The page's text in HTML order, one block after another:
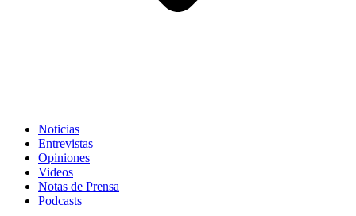
Noticias
Entrevistas
Opiniones
Videos
Notas de Prensa
Podcasts